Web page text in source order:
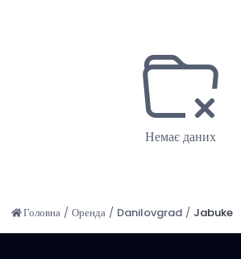
Немає даних
Головна / Оренда / Danilovgrad / Jabuke